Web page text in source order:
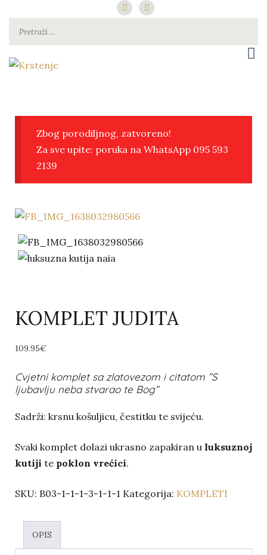
Zbog porodiljnog, zatvoreno!
Za sve upite: poruka na WhatsApp 095 593
2139
KOMPLET JUDITA
109.95€
Cvjetni komplet sa zlatovezom i citatom ”S
ljubavlju neba stvarao te Bog”
Sadrži: krsnu košuljicu, čestitku te svijeću.
Svaki komplet dolazi ukrasno zapakiran u luksuznoj
kutiji te poklon vrećici.
SKU: B03-1-1-1-3-1-1-1 Kategorija: KOMPLETI
OPIS